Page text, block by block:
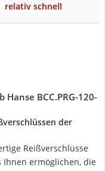
relativ schnell
BCC.PRG-120-
der
Reißverschlüsse
ermöglichen, die